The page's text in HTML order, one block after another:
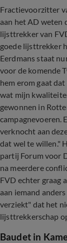
Fractievoorzitter
aan het AD weten
lijsttrekker van
goede lijsttrekker
Eerdmans staat
voor de komende
hem erom gaat
wat mijn
gewonnen in
campagnevoeren.
verknocht aan
dat wel te willen."
partij Forum voor
na meerdere
FVD echter graag
aan iemand
verziekt" dat het
lijsttrekkerschap
Baudet in